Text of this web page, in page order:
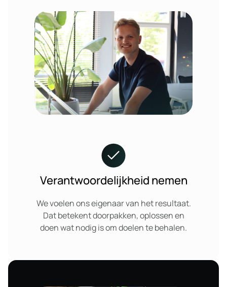
Verantwoordelijkheid nemen
We voelen ons eigenaar van het resultaat.
Dat betekent doorpakken, oplossen en
doen wat nodig is om doelen te behalen.